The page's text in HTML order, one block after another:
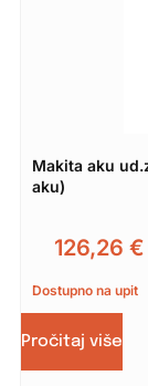
Makita aku
aku)
126,26 €
Dostupno na upit
Pročitaj više